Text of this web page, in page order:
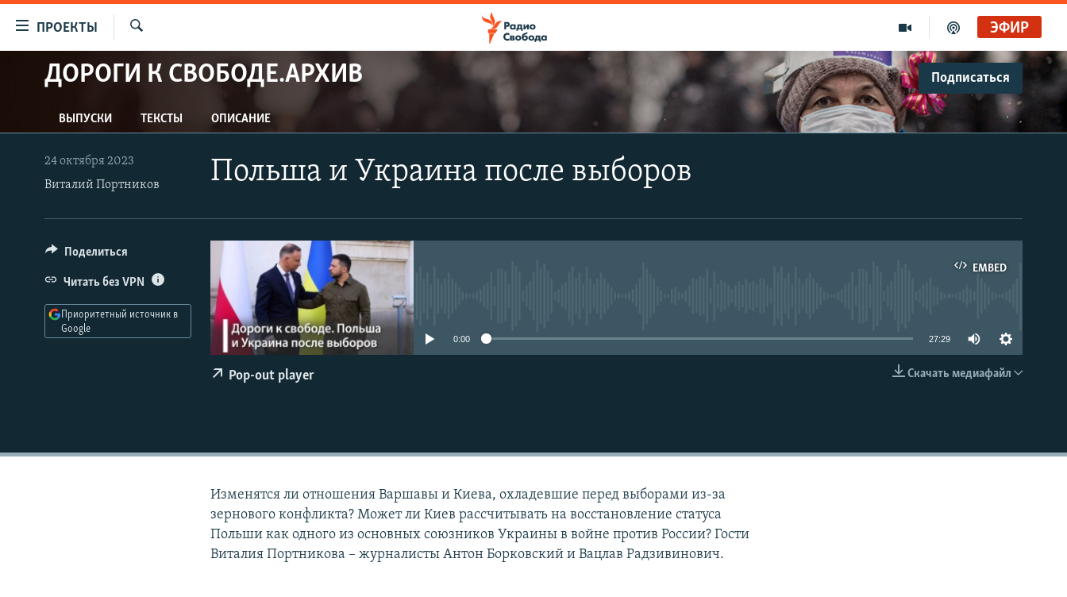
упрощенного
доступа
Вернуться
к
основному
содержанию
навигации
Вернутся
ПРОЕКТЫ
ПРОГРАММЫ
АВТОРСКИЕ ПРОЕКТЫ
ЦИТАТЫ СВОБОДЫ
МНЕНИЯ
КУЛЬТУРА
IDEL.РЕАЛИИ
КАВКАЗ.РЕАЛИИ
СЕВЕР.РЕАЛИИ
СИБИРЬ.РЕАЛИИ
ЭФИР
ДОРОГИ К СВОБОДЕ.АРХИВ Подписаться
CastBox
ВЫПУСКИ ТЕКСТЫ ОПИСАНИЕ
Польша и Украина после выборов
24 октября 2023
Виталий Портников
EMBED
EMBED
0:00 27:29
Скачать медиафайл
Pop-out player
Поделиться
Читать без VPN
Приоритетный источник в
Google
Изменятся ли отношения Варшавы и Киева, охладевшие перед выборами из-за
зернового конфликта? Может ли Киев рассчитывать на восстановление статуса
Польши как одного из основных союзников Украины в войне против России? Гости
Виталия Портникова – журналисты Антон Борковский и Вацлав Радзивинович.